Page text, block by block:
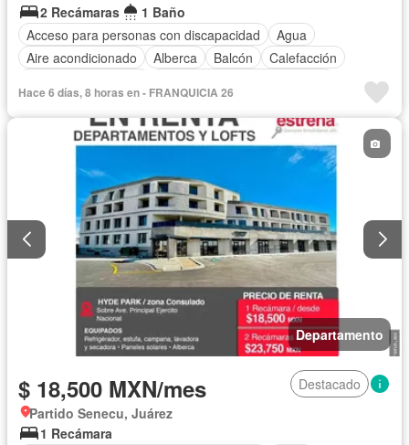
2 Recámaras
1 Baño
Acceso para personas con discapacidad
Agua
Aire acondicionado
Alberca Balcón
Calefacción
Cocina equipada
Cocina integral
Elevador
Estacionamiento
Gas natural
Recámara con closet
Seguridad
Terraza Vista panorámica
Wifi
Zonas verdes
Hace 6 días, 8 horas en - FRANQUICIA 26
Departamento
$ 18,500 MXN/mes
Destacado
Partido Senecu, Juárez
1 Recámara